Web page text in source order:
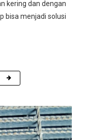
kering dan dengan
bisa menjadi solusi